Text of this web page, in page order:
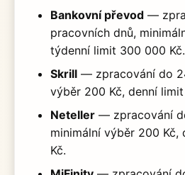
Bankovní převod—
pracovních dnů,
týdenní limit 300 000 Kč.
Skrill— zpracování do
výběr 200 Kč, denní
Neteller— zpracování
minimální výběr 200 Kč,
Kč.